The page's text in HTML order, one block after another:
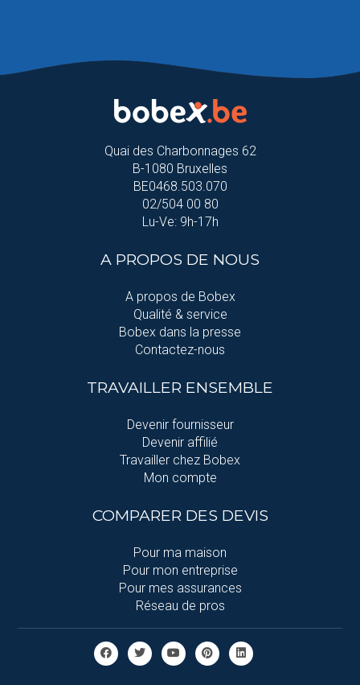
Quai des Charbonnages 62
B-1080 Bruxelles
BE0468.503.070
02/504 00 80
Lu-Ve: 9h-17h
A PROPOS DE NOUS
A propos de Bobex
Qualité & service
Bobex dans la presse
Contactez-nous
TRAVAILLER ENSEMBLE
Devenir fournisseur
Devenir affilié
Travailler chez Bobex
Mon compte
COMPARER DES DEVIS
Pour ma maison
Pour mon entreprise
Pour mes assurances
Réseau de pros